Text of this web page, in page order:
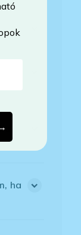
ha
lemaradni →